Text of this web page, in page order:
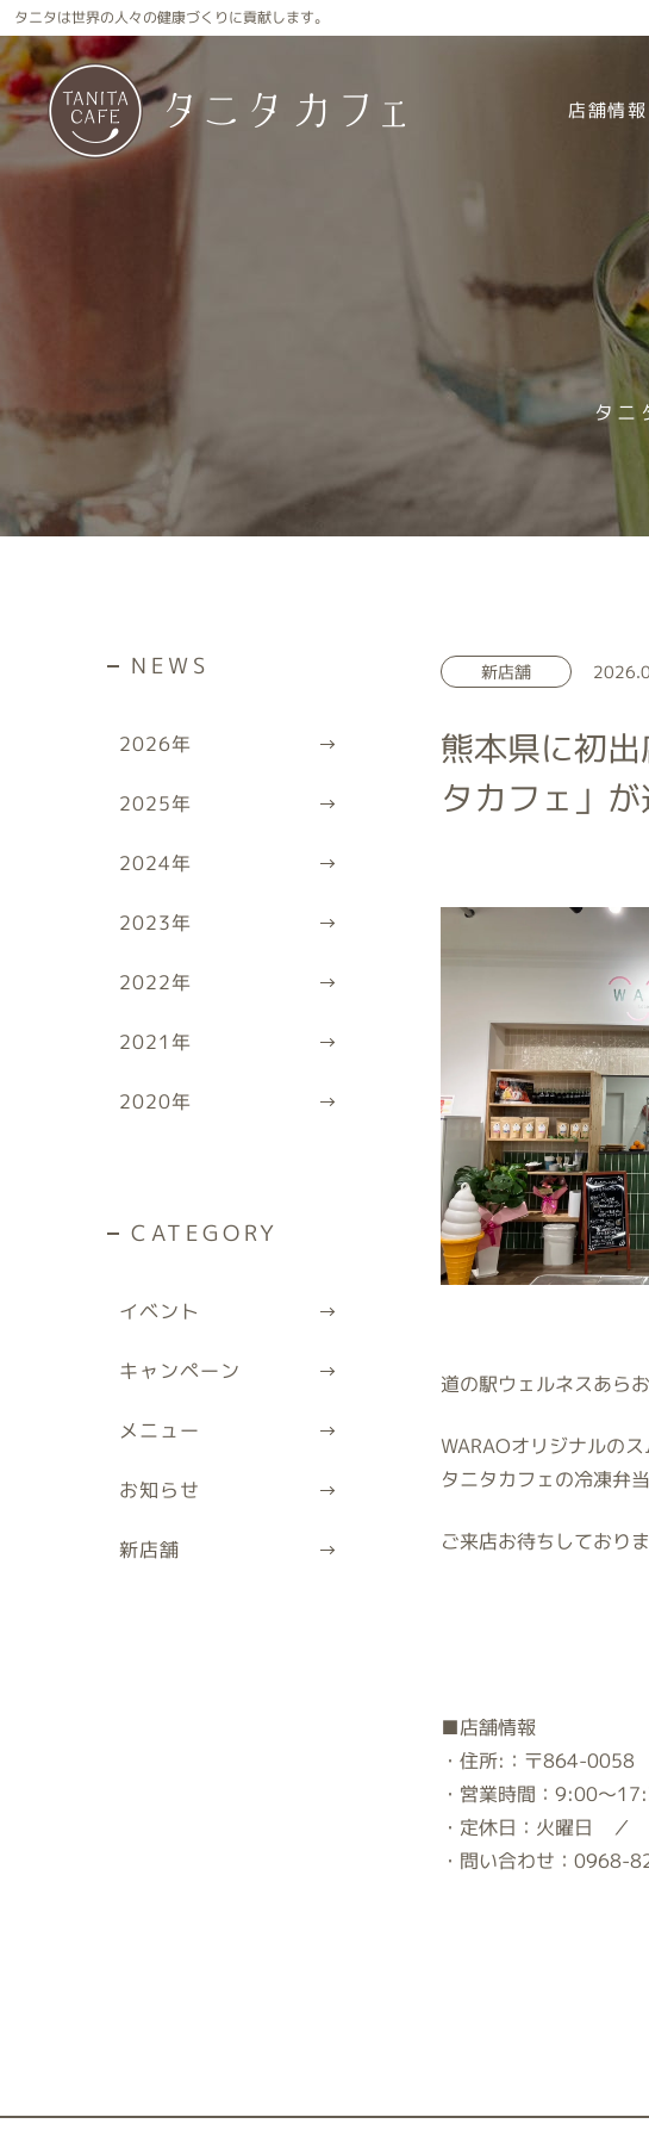
タニタは世界の人々の健康づくりに貢献します。
店舗情報
タニ
新店舗
熊本県に初
タカフェ」
道の駅ウェルネスあら
WARAOオリジナルの
タニタカフェの冷凍弁
ご来店お待ちしておりま
■店舗情報
・住所:：〒864-
・営業時間：9:00～
・定休日：火曜日 ／
・問い合わせ：0968-
NEWS
2026年
2025年
2024年
2023年
2022年
2021年
2020年
CATEGORY
イベント
キャンペーン
メニュー
お知らせ
新店舗